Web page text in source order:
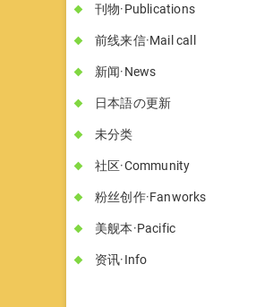
刊物·Publications
前线来信·Mail call
新闻·News
日本語の更新
未分类
社区·Community
粉丝创作·Fanworks
美舰本·Pacific
资讯·Info